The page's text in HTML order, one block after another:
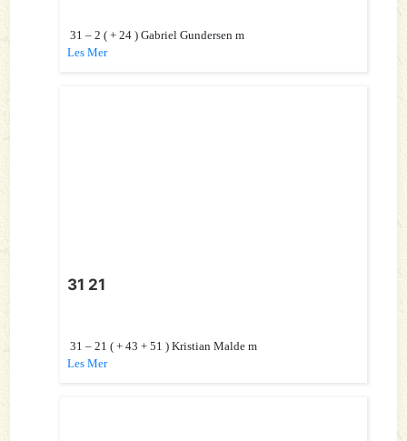
31 – 2 ( + 24 ) Gabriel Gundersen m
Les Mer
31 21
31 – 21 ( + 43 + 51 ) Kristian Malde m
Les Mer